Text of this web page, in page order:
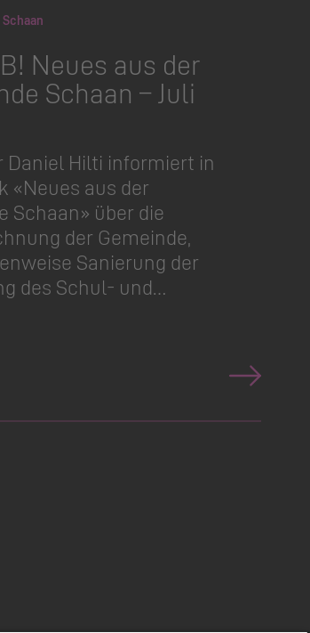
Neues aus der
Schaan – Juli
Daniel Hilti informiert in
«Neues aus der
Schaan» über die
der Gemeinde,
Sanierung der
des Schul- und…